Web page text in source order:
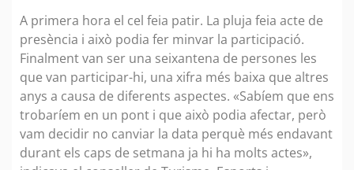
A primera hora el cel feia patir. La pluja feia acte de
presència i això podia fer minvar la participació.
Finalment van ser una seixantena de persones les
que van participar-hi, una xifra més baixa que altres
anys a causa de diferents aspectes. «Sabíem que ens
trobaríem en un pont i que això podia afectar, però
vam decidir no canviar la data perquè més endavant
durant els caps de setmana ja hi ha molts actes»,